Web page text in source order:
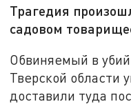
Трагедия
садовом
Обвиняемый в
Тверской области
доставили туда